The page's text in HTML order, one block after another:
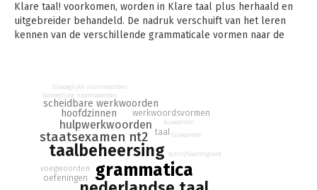
Klare taal! voorkomen, worden in Klare taal plus herhaald en
uitgebreider behandeld. De nadruk verschuift van het leren
kennen van de verschillende grammaticale vormen naar de
Deze grammaticamethode is geschikt voor gevorderde
anderstaligen en heeft als eindniveau B2. Hierdoor past dit
boek goed in een voorbereiding op het Staatsexamen
Nederlands als tweede taal, programma II. Klare taal plus kan
zowel zelfstandig als klassikaal worden doorgewerkt.
De vertrouwde opbouw van Klare taal! is gehandhaafd in Klare
taal plus: op de linkerbladzijde worden de regels uitgelegd en
grammatica
taalbeheersing
staatsexamen nt2
hulpwerkwoorden
hoofdzinnen
scheidbare werkwoorden
werkwoordsvormen
oefeningen
taal
voegwoorden
bijwoorden
bijvoeglijke naamwoorden
schrijfvaardigheid
bijwoorden
bijvoeglijke naamwoorden